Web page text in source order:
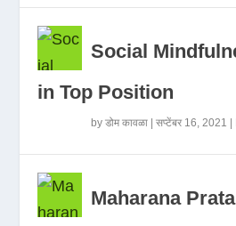
Social
in Top Position
byडोम कावळा |सप्टेंबर 16, 2021
Maharana